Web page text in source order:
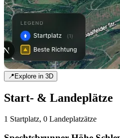
📍Explore in 3D
Start- & Landeplätze
1 Startplatz, 0 Landeplatzätze